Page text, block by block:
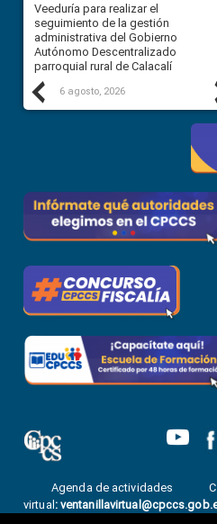
Previous
Veeduría para realizar el
seguimiento de la gestión
administrativa del Gobierno
Autónomo Descentralizado
parroquial rural de Calacalí
6 agosto, 2026
Agenda de actividades
virtual :